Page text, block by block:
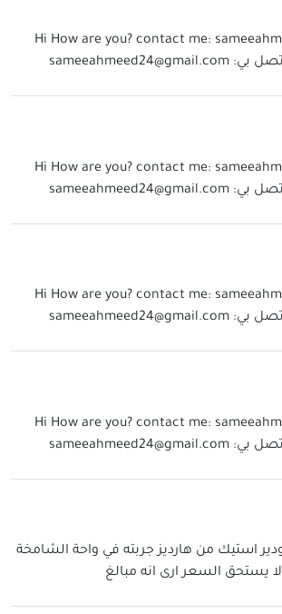
Hi How are you? contact me:
بي: sameeahmeed24@gmail.com
Hi How are you? contact me:
بي: sameeahmeed24@gmail.com
Hi How are you? contact me:
بي: sameeahmeed24@gmail.com
Hi How are you? contact me:
بي: sameeahmeed24@gmail.com
استيك من هارديز جربته في واحة الشامخة
يستحق السعر ارى انه مبالغ